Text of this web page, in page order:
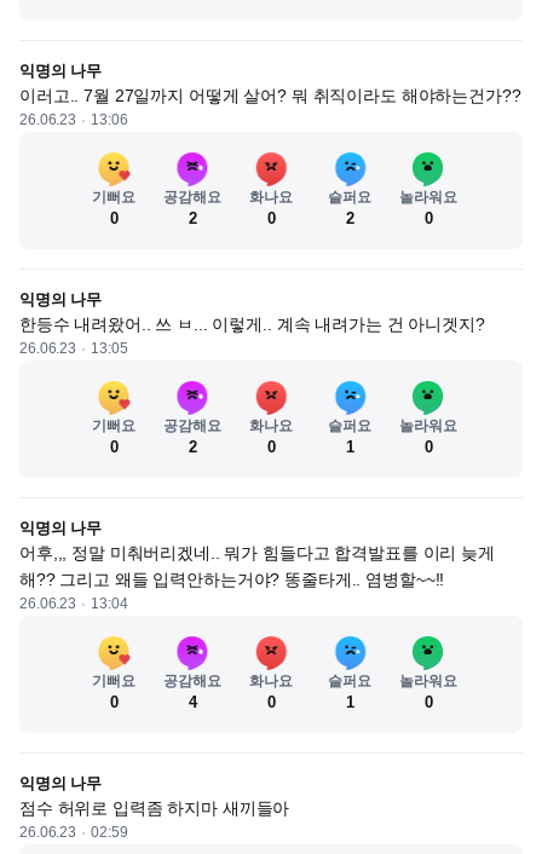
익명의 나무
이러고.. 7월 27일까지 어떻게 살어? 뭐 취직이라도 해야하는건가??
26.06.23 13:06
기뻐요
0
공감해요
2
화나요
0
슬퍼요
2
놀라워요
0
익명의 나무
한등수 내려왔어.. 쓰 ㅂ... 이렇게.. 계속 내려가는 건 아니겟지?
26.06.23 13:05
기뻐요
0
공감해요
2
화나요
0
슬퍼요
1
놀라워요
0
익명의 나무
어후,,, 정말 미춰버리겠네.. 뭐가 힘들다고 합격발표를 이리 늦게
해?? 그리고 왜들 입력안하는거야? 똥줄타게.. 염병할~~!!
26.06.23 13:04
기뻐요
0
공감해요
4
화나요
0
슬퍼요
1
놀라워요
0
익명의 나무
점수 허위로 입력좀 하지마 새끼들아
26.06.23 02:59